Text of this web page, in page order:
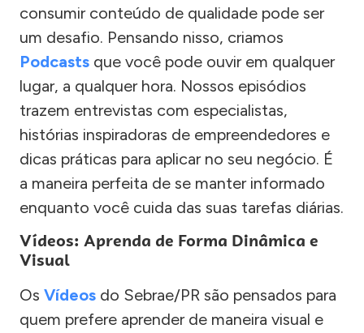
consumir conteúdo de qualidade pode ser
um desafio. Pensando nisso, criamos
Podcasts que você pode ouvir em qualquer
lugar, a qualquer hora. Nossos episódios
trazem entrevistas com especialistas,
histórias inspiradoras de empreendedores e
dicas práticas para aplicar no seu negócio. É
a maneira perfeita de se manter informado
enquanto você cuida das suas tarefas diárias.
Vídeos: Aprenda de Forma Dinâmica e
Visual
Os Vídeos do Sebrae/PR são pensados para
quem prefere aprender de maneira visual e